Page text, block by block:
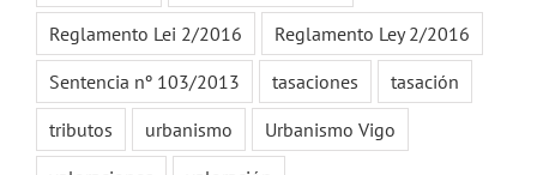
Reglamento Lei 2/2016
Reglamento Ley 2/2016
Sentencia nº 103/2013
tasaciones
tasación
tributos
urbanismo
Urbanismo Vigo